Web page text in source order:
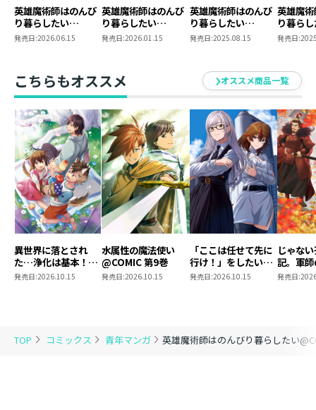
TOP コミックス 青年マンガ 英雄魔術師はのんびり暮らしたい
英雄魔術師はのんび
り暮らしたい
@COMIC 第14巻
発売日:2026.06.15
英雄魔術師はのんび
り暮らしたい
@COMIC 第13巻
発売日:2026.01.15
英雄魔術師はのんび
り暮らしたい
@COMIC 第12巻
発売日:2025.08.15
英雄魔
り暮ら
発売日:
こちらもオススメ オススメ商品一覧
異世界に落とされ
た…浄化は基本！
@COMIC 第7巻
発売日:2026.10.15
水属性の魔法使い
@COMIC 第9巻
発売日:2026.10.15
「ここは任せて先に
行け！」をしたい死
にたがりの望まぬ宇
発売日:2026.10.15
じゃな
記。軍
われま
発売日: